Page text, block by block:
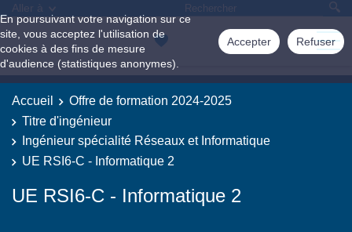
En poursuivant votre navigation sur ce
site, vous acceptez l'utilisation de
cookies à des fins de mesure
d'audience (statistiques anonymes).
Accepter Refuser
Aller à
Accueil
Offre de formation 2024-2025
Titre d'ingénieur
Ingénieur spécialité Réseaux et Informatique
UE RSI6-C - Informatique 2
UE RSI6-C - Informatique 2